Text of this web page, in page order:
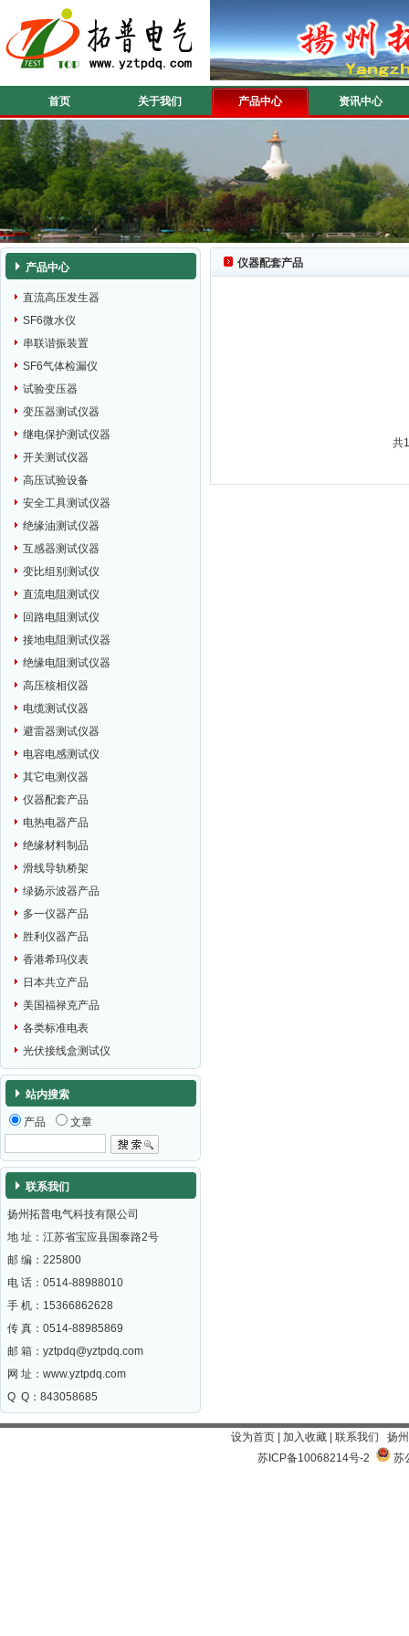
首页 关于我们 产品中心 资讯中心
产品中心
直流高压发生器
SF6微水仪
串联谐振装置
SF6气体检漏仪
试验变压器
变压器测试仪器
继电保护测试仪器
开关测试仪器
高压试验设备
安全工具测试仪器
绝缘油测试仪器
互感器测试仪器
变比组别测试仪
直流电阻测试仪
回路电阻测试仪
接地电阻测试仪器
绝缘电阻测试仪器
高压核相仪器
电缆测试仪器
避雷器测试仪器
电容电感测试仪
其它电测仪器
仪器配套产品
电热电器产品
绝缘材料制品
滑线导轨桥架
绿扬示波器产品
多一仪器产品
胜利仪器产品
香港希玛仪表
日本共立产品
美国福禄克产品
各类标准电表
光伏接线盒测试仪
站内搜索
产品 文章
联系我们
扬州拓普电气科技有限公司
地 址：江苏省宝应县国泰路2号
邮 编： 225800
电 话：0514-88988010
手 机：15366862628
传 真：0514-88985869
邮 箱： yztpdq@yztpdq.com
网 址： www.yztpdq.com
Q Q：843058685
仪器配套产品
共
设为首页 加入收藏 联系我们 扬
苏ICP备10068214号-2
苏